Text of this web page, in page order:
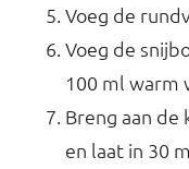
Voeg de
Voeg de
100 ml warm
Breng aan de
en laat in 30